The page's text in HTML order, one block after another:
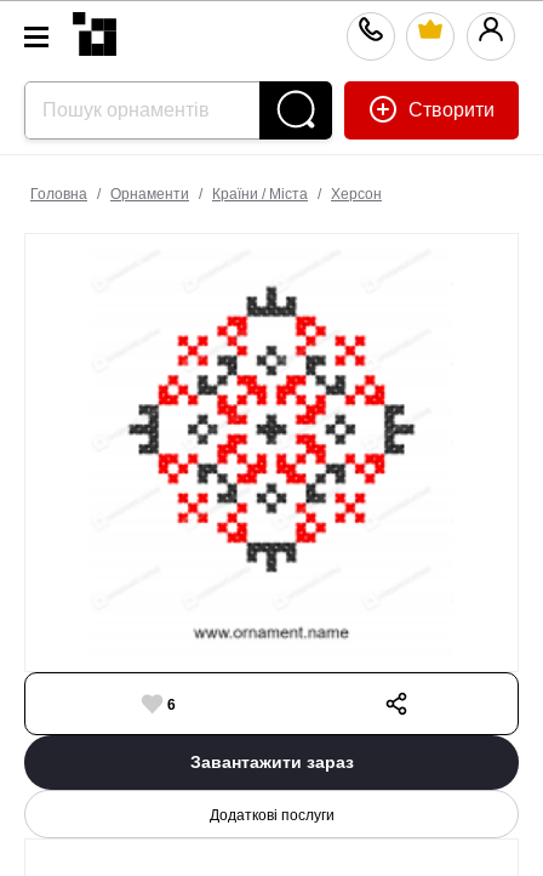
Створити
Головна / Орнаменти / Країни / Міста / Херсон
6
Завантажити зараз
Додаткові послуги